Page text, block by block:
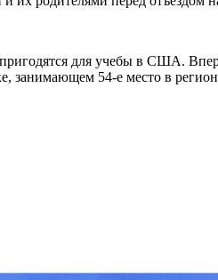
для учебы в США.
54-е место в